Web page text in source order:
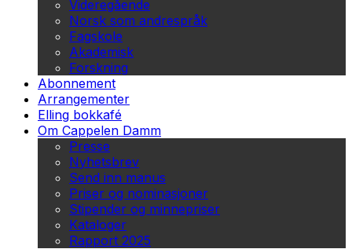
Videregående
Norsk som andrespråk
Fagskole
Akademisk
Forskning
Abonnement
Arrangementer
Elling bokkafé
Om Cappelen Damm
Presse
Nyhetsbrev
Send inn manus
Priser og nominasjoner
Stipender og minnepriser
Kataloger
Rapport 2025